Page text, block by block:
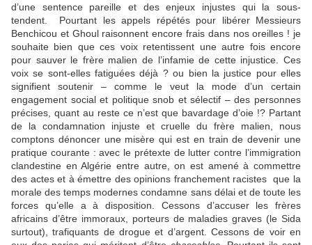
d’une sentence pareille et des enjeux injustes qui la sous-
tendent. Pourtant les appels répétés pour libérer Messieurs
Benchicou et Ghoul raisonnent encore frais dans nos oreilles ! je
souhaite bien que ces voix retentissent une autre fois encore
pour sauver le frère malien de l’infamie de cette injustice. Ces
voix se sont-elles fatiguées déjà ? ou bien la justice pour elles
signifient soutenir – comme le veut la mode d’un certain
engagement social et politique snob et sélectif – des personnes
précises, quant au reste ce n’est que bavardage d’oie !? Partant
de la condamnation injuste et cruelle du frère malien, nous
comptons dénoncer une misère qui est en train de devenir une
pratique courante : avec le prétexte de lutter contre l’immigration
clandestine en Algérie entre autre, on est amené à commettre
des actes et à émettre des opinions franchement racistes que la
morale des temps modernes condamne sans délai et de toute les
forces qu’elle a à disposition. Cessons d’accuser les frères
africains d’être immoraux, porteurs de maladies graves (le Sida
surtout), trafiquants de drogue et d’argent. Cessons de voir en